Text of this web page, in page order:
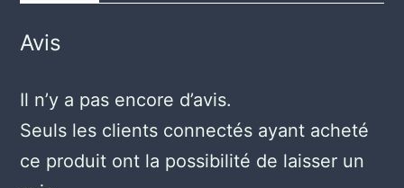
Avis
Il n’y a pas encore d’avis.
Seuls les clients connectés ayant acheté
ce produit ont la possibilité de laisser un